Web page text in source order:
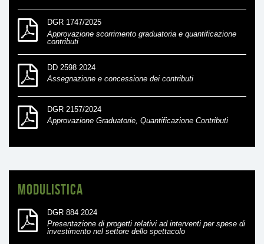
DGR 1747/2025
Approvazione scorrimento graduatoria e quantificazione
contributi
DD 2598 2024
Assegnazione e concessione dei contributi
DGR 2157/2024
Approvazione Graduatorie, Quantificazione Contributi
Modulistica
DGR 884 2024
Presentazione di progetti relativi ad interventi per spese di
investimento nel settore dello spettacolo